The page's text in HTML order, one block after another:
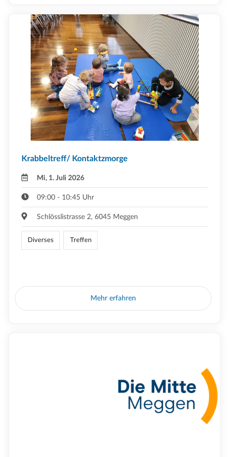
Krabbeltreff/ Kontaktzmorge
Mi, 1. Juli 2026
09:00 - 10:45 Uhr
Schlösslistrasse 2, 6045 Meggen
Diverses Treffen
Mehr erfahren